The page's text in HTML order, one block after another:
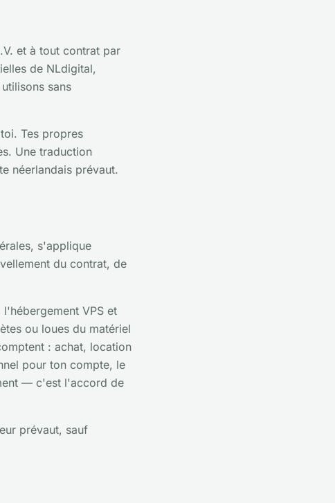
et à tout contrat par
de NLdigital,
sans
Tes propres
Une traduction
néerlandais prévaut.
s'applique
du contrat, de
VPS et
ou loues du matériel
: achat, location
pour ton compte, le
— c'est l'accord de
prévaut, sauf